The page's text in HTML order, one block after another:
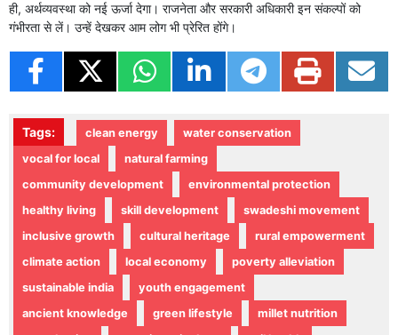
ही, अर्थव्यवस्था को नई ऊर्जा देगा। राजनेता और सरकारी अधिकारी इन संकल्पों को
गंभीरता से लें। उन्हें देखकर आम लोग भी प्रेरित होंगे।
Tags: clean energy
water conservation
vocal for local
natural farming
community development
environmental protection
healthy living
skill development
swadeshi movement
inclusive growth
cultural heritage
rural empowerment
climate action
local economy
poverty alleviation
sustainable india
youth engagement
ancient knowledge
green lifestyle
millet nutrition